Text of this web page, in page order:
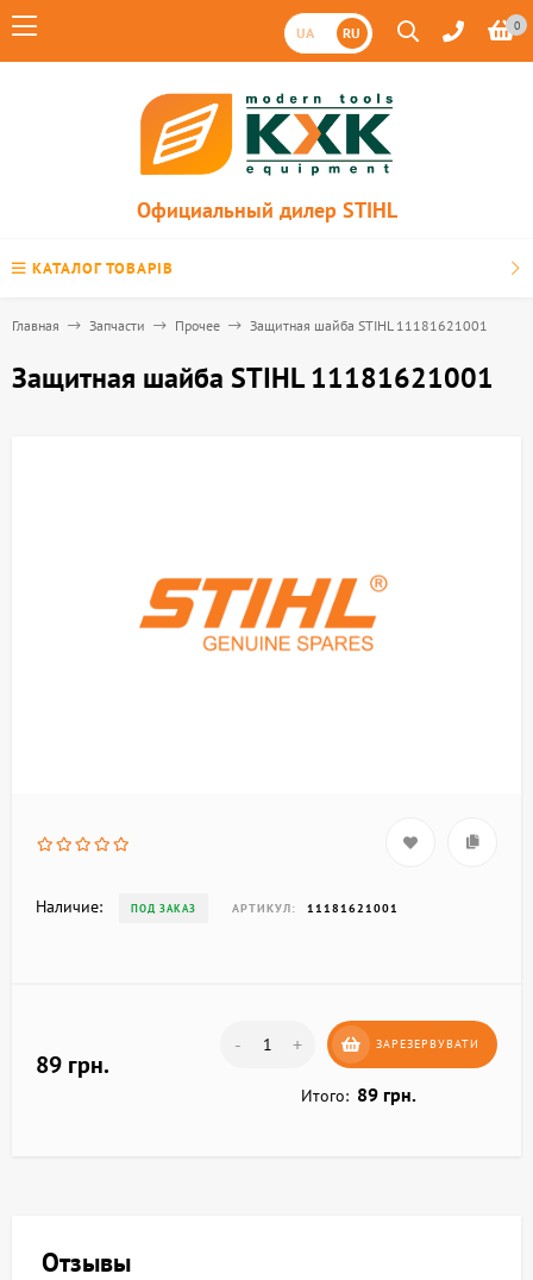
UA RU 0
Официальный дилер STIHL
КАТАЛОГ ТОВАРІВ
Главная Запчасти Прочее Защитная шайба STIHL 11181621001
Защитная шайба STIHL 11181621001
Наличие: ПОД ЗАКАЗ АРТИКУЛ: 11181621001
89 грн.
- + ЗАРЕЗЕРВУВАТИ
Итого: 89 грн.
Отзывы